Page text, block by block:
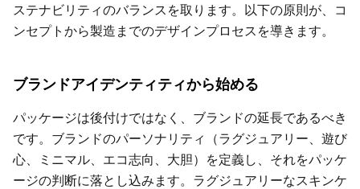
ステナビリティのバランスを取ります。以下の原則が、コ
ンセプトから製造までのデザインプロセスを導きます。
ブランドアイデンティティから始める
パッケージは後付けではなく、ブランドの延長であるべき
です。ブランドのパーソナリティ（ラグジュアリー、遊び
心、ミニマル、エコ志向、大胆）を定義し、それをパッケ
ージの判断に落とし込みます。ラグジュアリーなスキンケ